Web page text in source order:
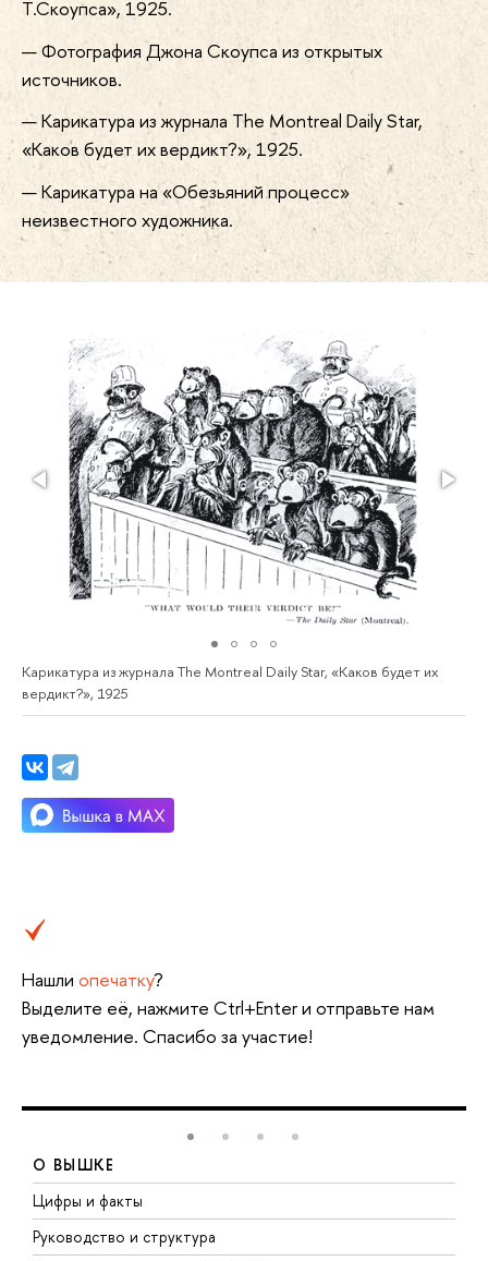
Т.Скоупса», 1925.
Фотография Джона Скоупса из открытых
источников.
Карикатура из журнала The Montreal Daily Star,
«Каков будет их вердикт?», 1925.
Карикатура на «Обезьяний процесс»
неизвестного художника.
Карикатура из журнала The Montreal Daily Star, «Каков будет их
вердикт?», 1925
Нашли опечатку?
Выделите её, нажмите Ctrl+Enter и отправьте нам
уведомление. Спасибо за участие!
О ВЫШКЕ
Цифры и факты
Руководство и структура